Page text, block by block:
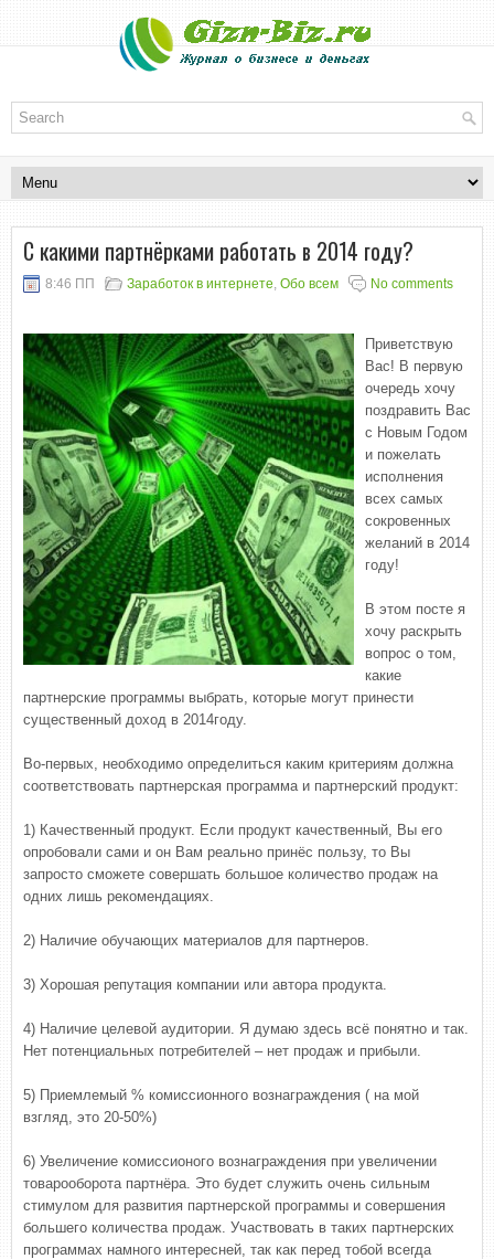
С какими партнёрками работать в 2014 году?
8:46 ПП Заработок в интернете, Обо всем No comments
Приветствую
Вас! В первую
очередь хочу
поздравить Вас
с Новым Годом
и пожелать
исполнения
всех самых
сокровенных
желаний в 2014
году!
В этом посте я
хочу раскрыть
вопрос о том,
какие
партнерские программы выбрать, которые могут принести
существенный доход в 2014году.
Во-первых, необходимо определиться каким критериям должна
соответствовать партнерская программа и партнерский продукт:
1) Качественный продукт. Если продукт качественный, Вы его
опробовали сами и он Вам реально принёс пользу, то Вы
запросто сможете совершать большое количество продаж на
одних лишь рекомендациях.
2) Наличие обучающих материалов для партнеров.
3) Хорошая репутация компании или автора продукта.
4) Наличие целевой аудитории. Я думаю здесь всё понятно и так.
Нет потенциальных потребителей – нет продаж и прибыли.
5) Приемлемый % комиссионного вознаграждения ( на мой
взгляд, это 20-50%)
6) Увеличение комиссионого вознаграждения при увеличении
товарооборота партнёра. Это будет служить очень сильным
стимулом для развития партнерской программы и совершения
большего количества продаж. Участвовать в таких партнерских
программах намного интересней, так как перед тобой всегда